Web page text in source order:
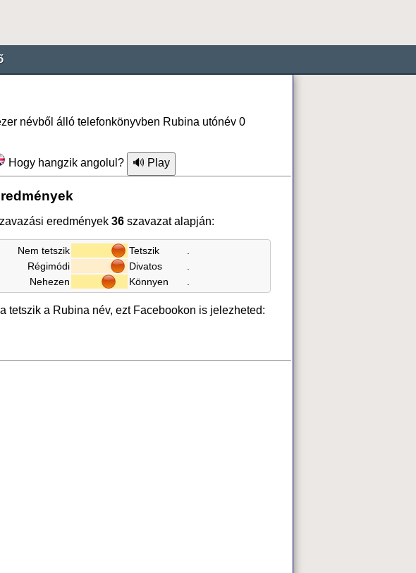
névből álló telefonkönyvben Rubina utónév 0
Hogy hangzik angolul?
eredmények 36 szavazat alapján:
Nem tetszik Tetszik
Régimódi
Divatos
Nehezen
Könnyen
tetszik a Rubina név, ezt Facebookon is jelezheted: